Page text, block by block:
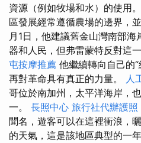
資源（例如牧場和水）的使用。
區發展經常遵循農場的邊界，
月1日，他建議舊金山灣南部
器和人民，但弗雷蒙特反對這
屯按摩推薦 他繼續轉向自己的
再對革命具有真正的力量。 人
哥位於南加州，太平洋海岸，
一。 長照中心 旅行社代辦護照
聞名，遊客可以在這裡衝浪，
的天氣，這是該地區典型的一